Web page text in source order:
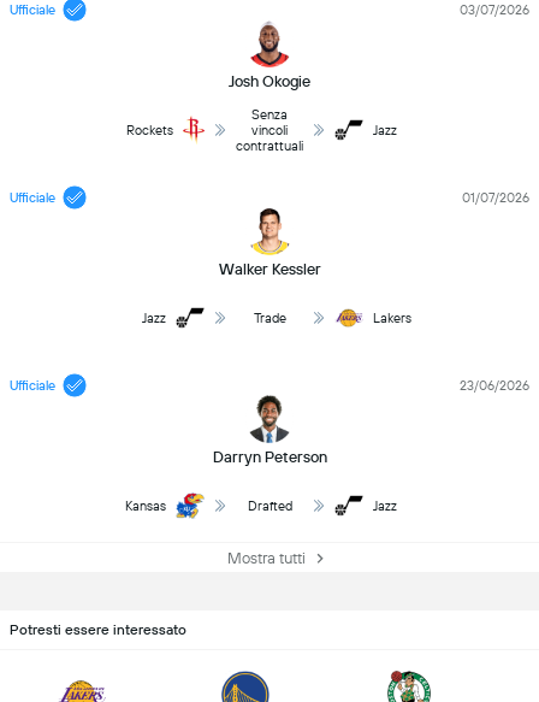
Ufficiale
Josh Okogie
03/07/2026
Rockets
Senza
vincoli
contrattuali
Jazz
Ufficiale
Walker Kessler
01/07/2026
Jazz Trade Lakers
Ufficiale
Darryn Peterson
23/06/2026
Kansas Drafted Jazz
Mostra tutti
Potresti essere interessato